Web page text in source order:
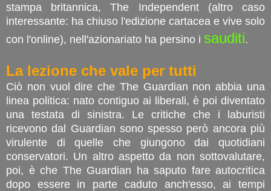
stampa britannica, The Independent (altro caso
interessante: ha chiuso l'edizione cartacea e vive solo
con l'online), nell'azionariato ha persino i sauditi.
La lezione che vale per tutti
Ciò non vuol dire che The Guardian non abbia una
linea politica: nato contiguo ai liberali, è poi diventato
una testata di sinistra. Le critiche che i laburisti
ricevono dal Guardian sono spesso però ancora più
virulente di quelle che giungono dai quotidiani
conservatori. Un altro aspetto da non sottovalutare,
poi, è che The Guardian ha saputo fare autocritica
dopo essere in parte caduto anch'esso, ai tempi